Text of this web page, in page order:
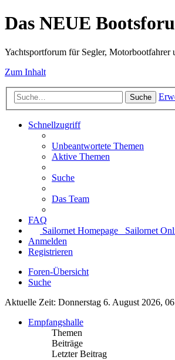
Das NEUE
Yachtsportforum für Segler, Motorbootfahrer
Zum Inhalt
Suche
Schnellzugriff
Unbeantwortete Themen
Aktive Themen
Suche
Das Team
FAQ
Sailornet Homepage
Sailornet
Anmelden
Registrieren
Foren-Übersicht
Suche
Aktuelle Zeit: Donnerstag 6. August 2026,
Empfangshalle
Themen
Beiträge
Letzter Beitrag